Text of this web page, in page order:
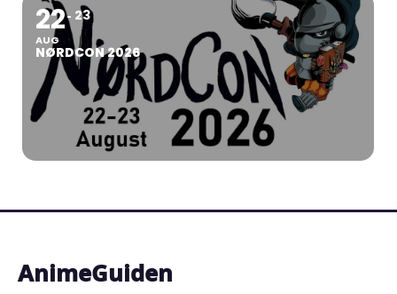
22
AUG
23
NØRDCON 2026
AnimeGuiden